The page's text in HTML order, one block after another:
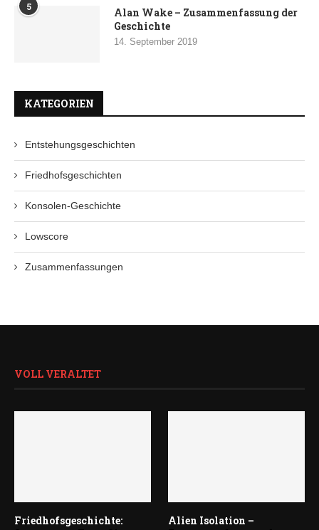
5
Alan Wake – Zusammenfassung der
Geschichte
14. September 2019
KATEGORIEN
Entstehungsgeschichten
Friedhofsgeschichten
Konsolen-Geschichte
Lowscore
Zusammenfassungen
VOLL VERALTET
Friedhofsgeschichte:
Alien Isolation –